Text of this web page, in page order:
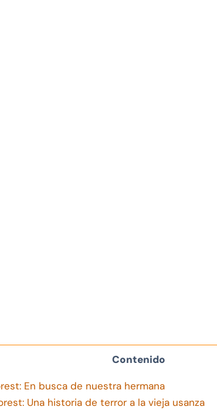
Contenido
En busca de nuestra hermana
Una historia de terror a la vieja usanza